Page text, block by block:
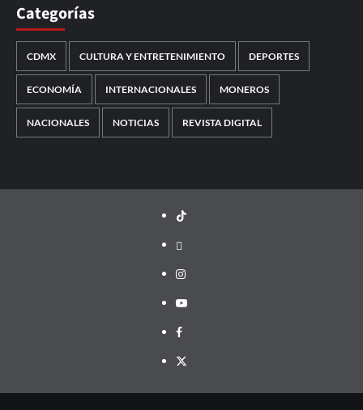
Categorías
CDMX CULTURA Y ENTRETENIMIENTO DEPORTES
ECONOMÍA INTERNACIONALES MONEROS
NACIONALES NOTICIAS REVISTA DIGITAL
TikTok
threads
Instagram
Youtube
Facebook
X